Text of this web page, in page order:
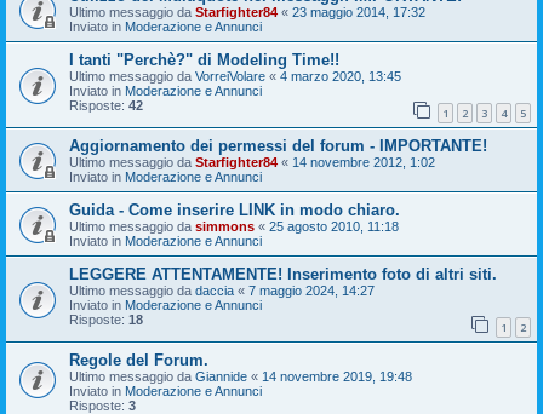
Ultimo messaggio da Starfighter84 « 23 maggio 2014, 17:32
Inviato in Moderazione e Annunci
I tanti "Perchè?" di Modeling Time!!
Ultimo messaggio da VorreiVolare « 4 marzo 2020, 13:45
Inviato in Moderazione e Annunci
Risposte: 42 1 2 3 4 5
Aggiornamento dei permessi del forum - IMPORTANTE!
Ultimo messaggio da Starfighter84 « 14 novembre 2012, 1:02
Inviato in Moderazione e Annunci
Guida - Come inserire LINK in modo chiaro.
Ultimo messaggio da simmons « 25 agosto 2010, 11:18
Inviato in Moderazione e Annunci
LEGGERE ATTENTAMENTE! Inserimento foto di altri siti.
Ultimo messaggio da daccia « 7 maggio 2024, 14:27
Inviato in Moderazione e Annunci
Risposte: 18 1 2
Regole del Forum.
Ultimo messaggio da Giannide « 14 novembre 2019, 19:48
Inviato in Moderazione e Annunci
Risposte: 3